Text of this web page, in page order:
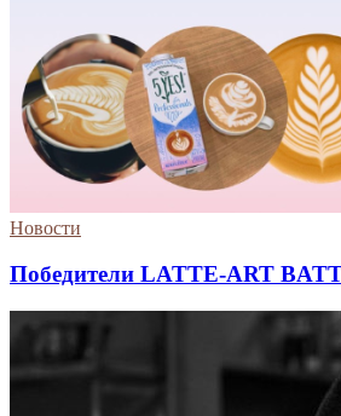
Новости
Победители LATTE-ART